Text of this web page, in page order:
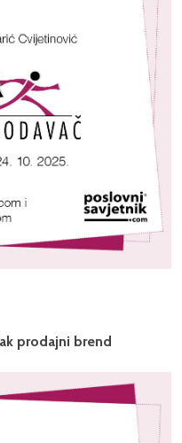
prodajni brend